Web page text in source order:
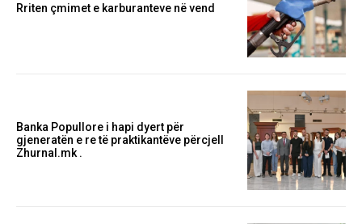
Rriten çmimet e karburanteve në vend
Banka Popullore i hapi dyert për
gjeneratën e re të praktikantëve përcjell
Zhurnal.mk .